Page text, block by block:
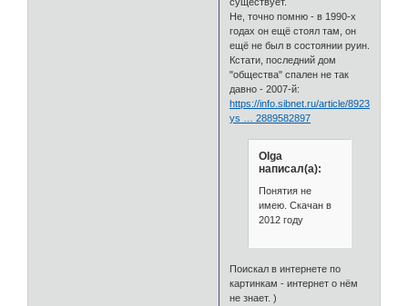
Не, точно помню - в 1990-х
годах он ещё стоял там, он
ещё не был в состоянии руин.
Кстати, последний дом
"общества" спален не так
давно - 2007-й:
https://info.sibnet.ru/article/8923/?
ys … 2889582897
Olga
написал(а):
Понятия не
имею. Скачан в
2012 году
Поискал в интернете по
картинкам - интернет о нём
не знает. )